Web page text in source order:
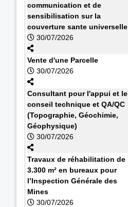
communication et de
sensibilisation sur la
couverture sante universelle
30/07/2026
Vente d'une Parcelle
30/07/2026
Consultant pour l'appui et le
conseil technique et QA/QC
(Topographie, Géochimie,
Géophysique)
30/07/2026
Travaux de réhabilitation de
3.300 m² en bureaux pour
l’Inspection Générale des
Mines
30/07/2026